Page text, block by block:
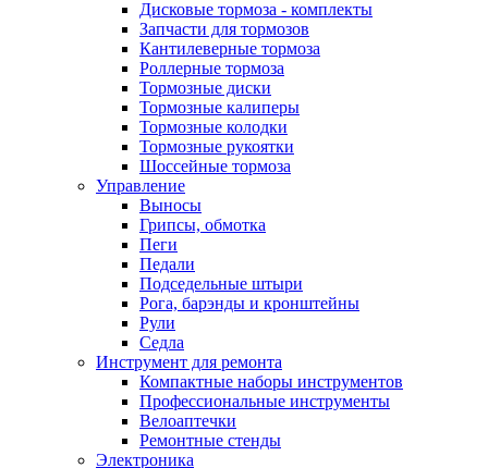
Дисковые тормоза - комплекты
Запчасти для тормозов
Кантилеверные тормоза
Роллерные тормоза
Тормозные диски
Тормозные калиперы
Тормозные колодки
Тормозные рукоятки
Шоссейные тормоза
Управление
Выносы
Грипсы, обмотка
Пеги
Педали
Подседельные штыри
Рога, барэнды и кронштейны
Рули
Седла
Инструмент для ремонта
Компактные наборы инструментов
Профессиональные инструменты
Велоаптечки
Ремонтные стенды
Электроника